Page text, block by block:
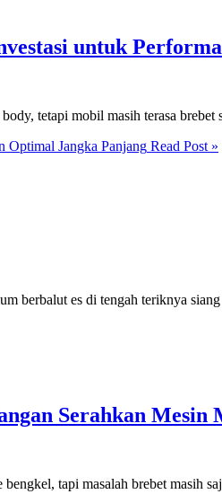
untuk
tetapi mobil masih terasa brebet
Optimal Jangka Panjang Read Post »
berbalut es di tengah teriknya
Serahkan Mesin
tapi masalah brebet masih